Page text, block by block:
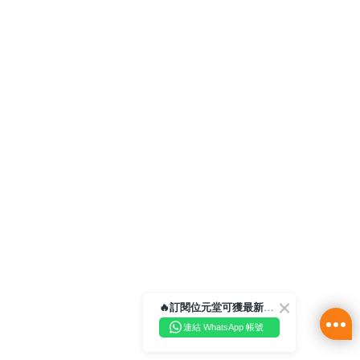
🔥訂閱位元堂可獲最新優惠及活動資訊🔥
連結 WhatsApp 帳號